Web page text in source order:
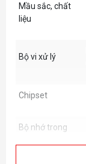
Mầu sắc, chất
liệu
Bộ vi xử lý
Chipset
Bộ nhớ trong